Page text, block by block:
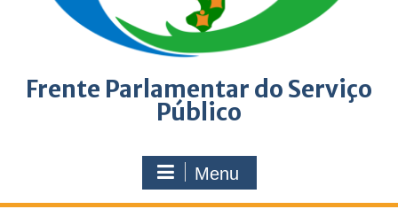
Frente Parlamentar do Serviço
Público
Menu